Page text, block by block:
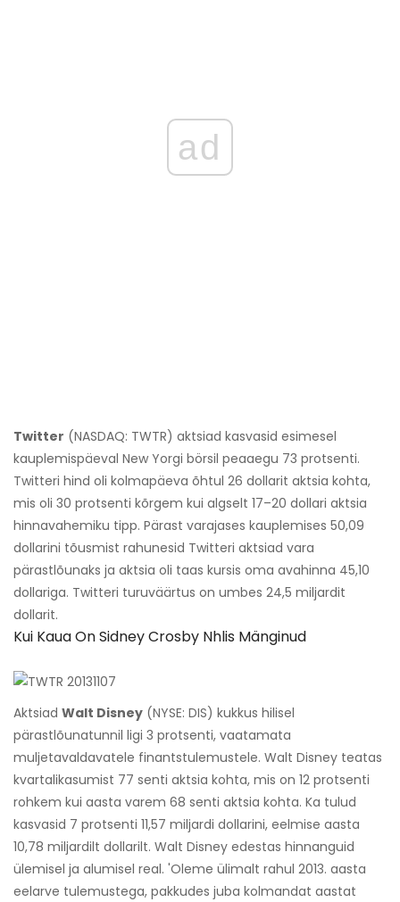
ad
Twitter (NASDAQ: TWTR) aktsiad kasvasid esimesel
kauplemispäeval New Yorgi börsil peaaegu 73 protsenti.
Twitteri hind oli kolmapäeva õhtul 26 dollarit aktsia kohta,
mis oli 30 protsenti kõrgem kui algselt 17–20 dollari aktsia
hinnavahemiku tipp. Pärast varajases kauplemises 50,09
dollarini tõusmist rahunesid Twitteri aktsiad vara
pärastlõunaks ja aktsia oli taas kursis oma avahinna 45,10
dollariga. Twitteri turuväärtus on umbes 24,5 miljardit
dollarit.
Kui Kaua On Sidney Crosby Nhlis Mänginud
Aktsiad Walt Disney (NYSE: DIS) kukkus hilisel
pärastlõunatunnil ligi 3 protsenti, vaatamata
muljetavaldavatele finantstulemustele. Walt Disney teatas
kvartalikasumist 77 senti aktsia kohta, mis on 12 protsenti
rohkem kui aasta varem 68 senti aktsia kohta. Ka tulud
kasvasid 7 protsenti 11,57 miljardi dollarini, eelmise aasta
10,78 miljardilt dollarilt. Walt Disney edestas hinnanguid
ülemisel ja alumisel real. 'Oleme ülimalt rahul 2013. aasta
eelarve tulemustega, pakkudes juba kolmandat aastat